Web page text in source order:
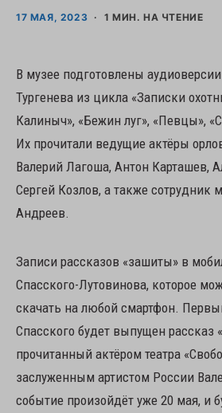
17 МАЯ, 2023 1 МИН. НА ЧТЕНИЕ
В музее подготовлены
Тургенева из цикла «Записки
Калиныч», «Бежин луг», «Певцы»,
Их прочитали ведущие актёры
Валерий Лагоша, Антон Карташев,
Сергей Козлов, а также сотрудник
Андреев.
Записи рассказов «зашиты» в
Спасского-Лутовинова, которое
скачать на любой смартфон.
Спасского будет выпущен рассказ
прочитанный актёром театра
заслуженным артистом России
событие произойдёт уже 20 мая, и